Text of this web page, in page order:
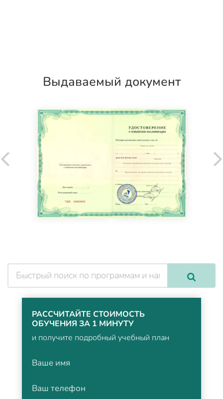
Выдаваемый документ
РАССЧИТАЙТЕ СТОИМОСТЬ
ОБУЧЕНИЯ ЗА 1 МИНУТУ
и получите подробный учебный план
Ваше имя
Ваш телефон